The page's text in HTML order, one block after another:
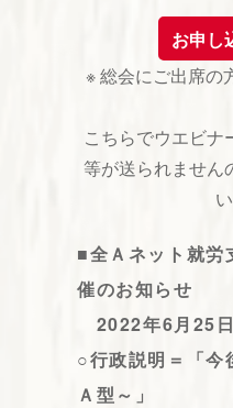
お申し
※ 総会にご出席の
こちらでウエビナ
等が送られません
■全Ａネット就労
催のお知らせ
2022年6月25
○行政説明＝「今
Ａ型～」